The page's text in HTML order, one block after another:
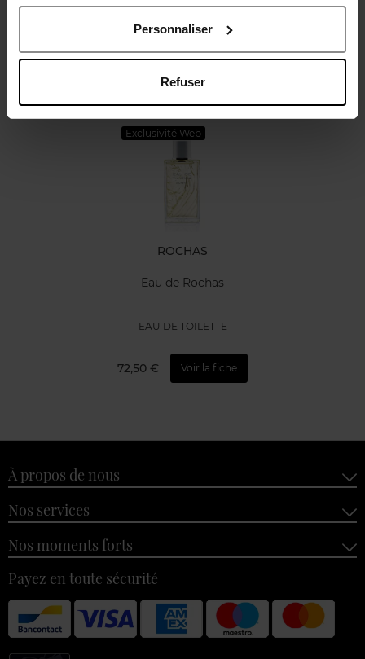
Personnaliser
Refuser
Exclusivité Web
ROCHAS
Eau de Rochas
EAU DE TOILETTE
72,50 € Voir la fiche
À propos de nous
Nos services
Nos moments forts
Payez en toute sécurité